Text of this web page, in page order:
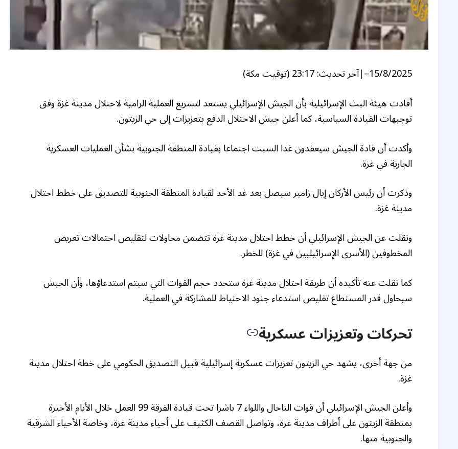
15/8/2025
–
|آخر تحديث:23:17 (توقيت مكة)
أفادت هيئة البث الإسرائيلية بأن الجيش الإسرائيلي يستعد لتسريع العملية الرامية لاحتلال مدينة غزة وفق
توجيهات القيادة السياسية، كما أعلن جيش الاحتلال الدفع بتعزيزات إلى حي الزيتون.
وأكدت أن قادة الجيش سيعقدون غدا السبت اجتماعا بقيادة المنطقة الجنوبية بشأن العمليات العسكرية
الجارية في غزة.
وذكرت أن رئيس الأركان إيال زامير سيصل بعد غد الأحد لقيادة المنطقة الجنوبية للتصديق على خطط احتلال
مدينة غزة.
ونقلت عن الجيش الإسرائيلي أن خطط احتلال مدينة غزة تتضمن محاولات لتقليص احتمالات تعريض
المخطوفين (الأسرى الإسرائيليين في غزة) للخطر.
كما نقلت عنه تأكيده أن طريقة احتلال مدينة غزة ستحدد حجم القوات التي سيتم استدعاؤها، وأن الجيش
سيحاول قدر المستطاع تقليص استدعاء جنود الاحتياط للمشاركة في العملية.
تحركات وتعزيزات عسكرية
من جهة أخرى، يشهد حي الزيتون تعزيزات عسكرية إسرائيلية قبيل التصديق الحكومي على خطة احتلال مدينة
غزة.
وأعلن الجيش الإسرائيلي أن قوات الناحال واللواء 7 باشرا تحت قيادة الفرقة 99 العمل خلال الأيام الأخيرة
بمنطقة الزيتون على أطراف مدينة غزة، وتواصل القصف الكثيف على أحياء مدينة غزة، وخاصة الأحياء الشرقية
والجنوبية منها.